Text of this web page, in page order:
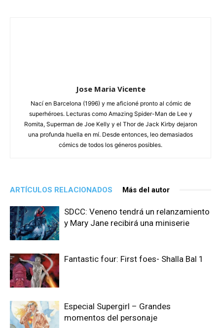
Jose Maria Vicente
Nací en Barcelona (1996) y me aficioné pronto al cómic de
superhéroes. Lecturas como Amazing Spider-Man de Lee y
Romita, Superman de Joe Kelly y el Thor de Jack Kirby dejaron
una profunda huella en mí. Desde entonces, leo demasiados
cómics de todos los géneros posibles.
ARTÍCULOS RELACIONADOS Más del autor
SDCC: Veneno tendrá un relanzamiento
y Mary Jane recibirá una miniserie
Fantastic four: First foes- Shalla Bal 1
Especial Supergirl – Grandes
momentos del personaje